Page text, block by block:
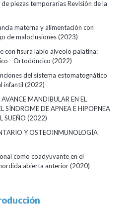
piezas temporarias Revisión de la
materna y alimentación con
de maloclusiones(2023)
con fisura labio alveolo palatina:
- Ortodóncico (2022)
del sistema estomatognático
infantil (2022)
MANDIBULAR EN EL
SÍNDROME DE APNEA E HIPOPNEA
SUEÑO (2022)
Y OSTEOINMUNOLOGÍA
como coadyuvante en el
abierta anterior(2020)